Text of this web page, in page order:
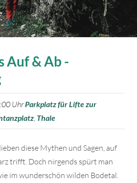
Auf & Ab -
UhrParkplatz für Lifte zur
Thale
diese Mythen und Sagen, auf
trifft. Doch nirgends spürt man
im wunderschön wilden Bodetal.